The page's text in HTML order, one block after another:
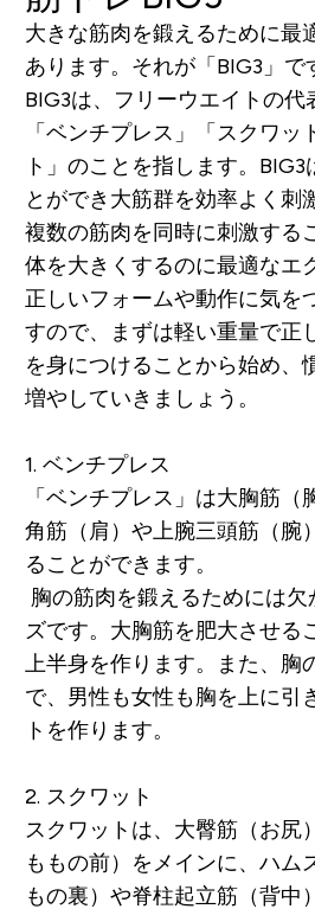
大きな筋肉を鍛えるために最
あります。それが「BIG3」 で
BIG3は、フリーウエイトの
「ベンチプレス」「スクワッ
ト」 のことを指します。BIG3
とができ大筋群を効率よく刺
複数の筋肉を同時に刺激する
体を大きくするのに最適なエ
正しいフォームや動作に気を
すので、まずは軽い重量で正
を身につけることから始め、
増やしていきましょう。
1. ベンチプレス
「ベンチプレス」は大胸筋（
角筋（肩）や上腕三頭筋（腕）
ることができます。
胸の筋肉を鍛えるためには欠
ズです。大胸筋を肥大させる
上半身を作ります。また、胸
で、男性も女性も胸を上に引
トを作ります。
2. スクワット
スクワットは、 大臀筋（お尻
ももの前）をメインに、ハム
もの裏）や脊柱起立筋（背中